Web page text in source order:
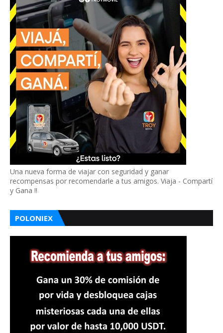
Una nueva forma de viajar con seguridad y ganar
recompensas por recomendarle a tus amigos. Viaja - Compartí
y Gana !!
POLONIEX